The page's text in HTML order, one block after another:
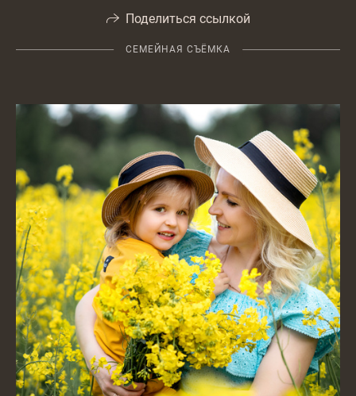
Поделиться ссылкой
СЕМЕЙНАЯ СЪЁМКА